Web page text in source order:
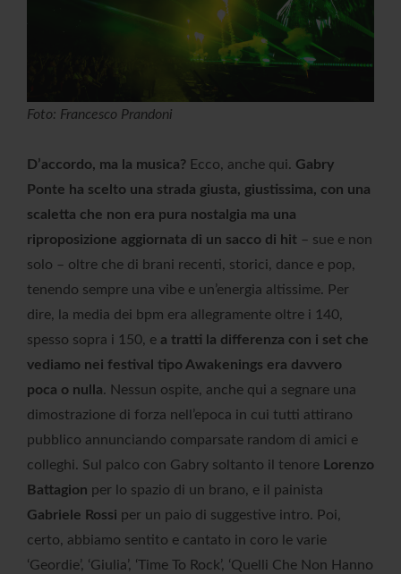
Foto: Francesco Prandoni
D’accordo, ma la musica? Ecco, anche qui. Gabry
Ponte ha scelto una strada giusta, giustissima, con una
scaletta che non era pura nostalgia ma una
riproposizione aggiornata di un sacco di hit – sue e non
solo – oltre che di brani recenti, storici, dance e pop,
tenendo sempre una vibe e un’energia altissime. Per
dire, la media dei bpm era allegramente oltre i 140,
spesso sopra i 150, e a tratti la differenza con i set che
vediamo nei festival tipo Awakenings era davvero
poca o nulla. Nessun ospite, anche qui a segnare una
dimostrazione di forza nell’epoca in cui tutti attirano
pubblico annunciando comparsate random di amici e
colleghi. Sul palco con Gabry soltanto il tenore Lorenzo
Battagion per lo spazio di un brano, e il painista
Gabriele Rossi per un paio di suggestive intro. Poi,
certo, abbiamo sentito e cantato in coro le varie
‘Geordie’, ‘Giulia’, ‘Time To Rock’, ‘Quelli Che Non Hanno